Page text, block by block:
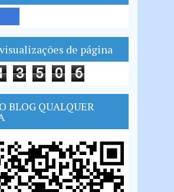
de página
3 5 0 6
BLOG QUALQUER